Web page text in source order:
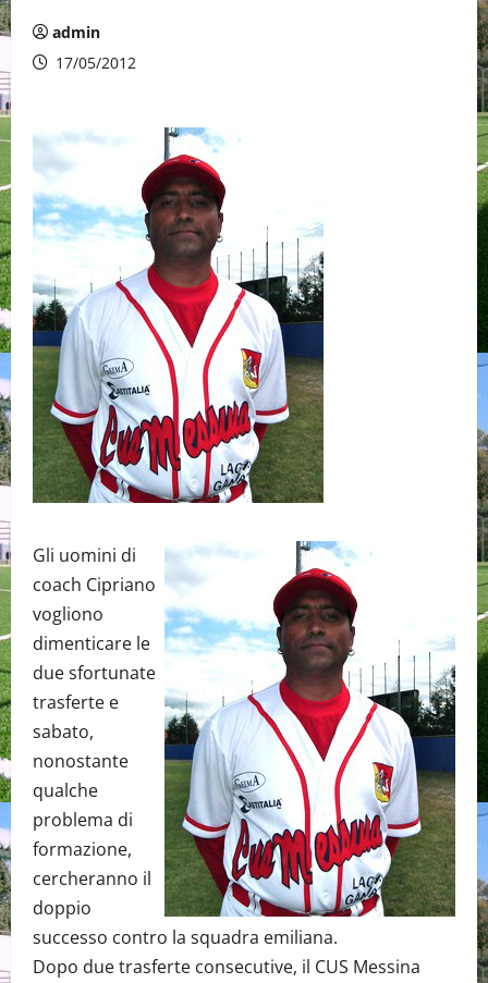
admin
17/05/2012
Gli uomini di
coach Cipriano
vogliono
dimenticare le
due sfortunate
trasferte e
sabato,
nonostante
qualche
problema di
formazione,
cercheranno il
doppio
successo contro la squadra emiliana.
Dopo due trasferte consecutive, il CUS Messina